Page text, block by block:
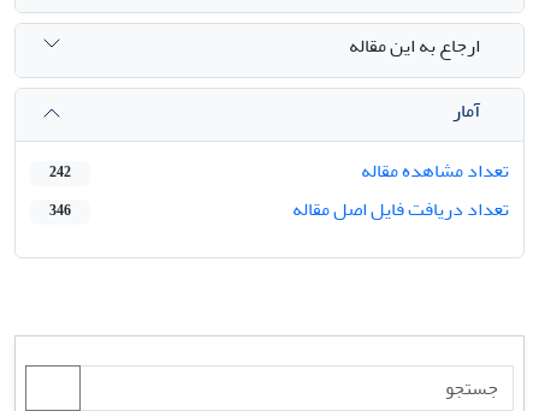
ارجاع به این مقاله
آمار
تعداد مشاهده مقاله
242
تعداد دریافت فایل اصل مقاله 346